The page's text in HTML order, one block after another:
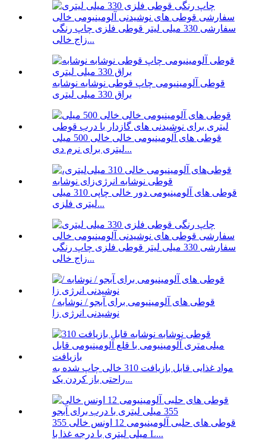
سفارشی 330 میلی لیتر قوطی فلزی چاپ رنگی
زاج خالی...
قوطی آلومینیومی چاپ قوطی نوشابه نوشابه
براق 330 میلی لیتری
قوطی های آلومینیومی خالی خالی 500 میلی
لیتری برای نرم دی...
قوطی های آلومینیومی دور خالی چاپی 310 میلی
لیتری فلزی...
سفارشی 330 میلی لیتر قوطی فلزی چاپ رنگی
زاج خالی...
قوطی های آلومینیومی برای آبجو / نوشابه /
نوشیدنی انرژی زا
مواد غذایی قابل بازیافت 310 خالی چاپ شده به
راحتی باز کردن یک...
قوطی های حلبی آلومینیومی 12 اونس خالی 355
میلی لیتری با درجه غذا با L...